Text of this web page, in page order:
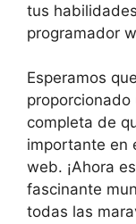
tus
programador
Esperamos
proporcionado
completa de
importante en
web. ¡Ahora
fascinante
todas las